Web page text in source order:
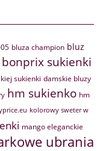
bluza champion bluz
bonprix sukienki
sukienki damskie bluzy
hm sukienko hm
kolorowy sweter w
mango eleganckie
ubrania